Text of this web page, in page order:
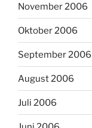
November 2006
Oktober 2006
September 2006
August 2006
Juli 2006